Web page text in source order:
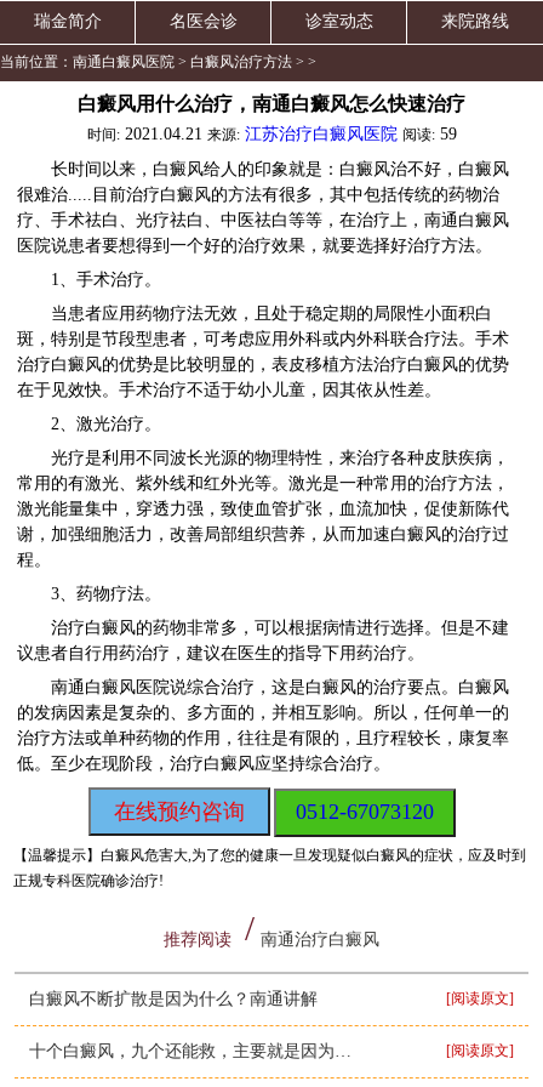
瑞金简介 名医会诊 诊室动态 来院路线
当前位置： 南通白癜风医院 > 白癜风治疗方法 > >
白癜风用什么治疗，南通白癜风怎么快速治疗
时间:2021.04.21 来源: 江苏治疗白癜风医院 阅读: 59
长时间以来，白癜风给人的印象就是：白癜风治不好，白癜风
很难治.....目前治疗白癜风的方法有很多，其中包括传统的药物治
疗、手术祛白、光疗祛白、中医祛白等等，在治疗上，南通白癜风
医院说患者要想得到一个好的治疗效果，就要选择好治疗方法。
1、手术治疗。
当患者应用药物疗法无效，且处于稳定期的局限性小面积白
斑，特别是节段型患者，可考虑应用外科或内外科联合疗法。手术
治疗白癜风的优势是比较明显的，表皮移植方法治疗白癜风的优势
在于见效快。手术治疗不适于幼小儿童，因其依从性差。
2、激光治疗。
光疗是利用不同波长光源的物理特性，来治疗各种皮肤疾病，
常用的有激光、紫外线和红外光等。激光是一种常用的治疗方法，
激光能量集中，穿透力强，致使血管扩张，血流加快，促使新陈代
谢，加强细胞活力，改善局部组织营养，从而加速白癜风的治疗过
程。
3、药物疗法。
治疗白癜风的药物非常多，可以根据病情进行选择。但是不建
议患者自行用药治疗，建议在医生的指导下用药治疗。
南通白癜风医院说综合治疗，这是白癜风的治疗要点。白癜风
的发病因素是复杂的、多方面的，并相互影响。所以，任何单一的
治疗方法或单种药物的作用，往往是有限的，且疗程较长，康复率
低。至少在现阶段，治疗白癜风应坚持综合治疗。
在线预约咨询 0512-67073120
【温馨提示】白癜风危害大,为了您的健康一旦发现疑似白癜风的症状，应及时到
正规专科医院确诊治疗!
推荐阅读 南通治疗白癜风
白癜风不断扩散是因为什么？南通讲解 [阅读原文]
[阅读原文]